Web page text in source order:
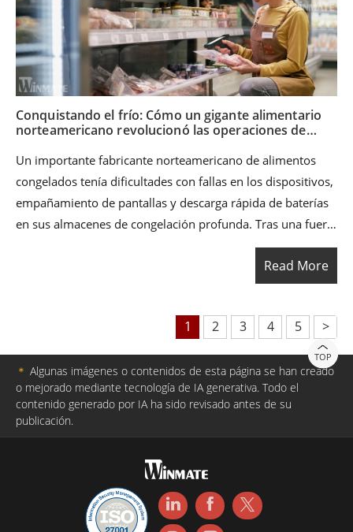
supervisar continuamente la temperatura, responder más
rápido a las desviaciones y mantener una trazabilidad
completa y lista para auditorías desde el despacho hasta la
entrega.
Conquistando el frío: Cómo un gigante alimentario
norteamericano revolucionó las operaciones de
Un importante fabricante norteamericano de alimentos
congelados tenía dificultades con fallas en los dispositivos,
empañamiento de pantallas y descarga rápida de baterías
en sus almacenes de congelación profunda. Tras una fuerte
recomendación de RuggedPC Review, implementaron la
Computadora portátil robusta TC605 junto con un
completo ecosistema de accesorios. El resultado fue un
trabajo completamente optimizado.
Read More
1 2 3 4 5 >
TOP
＊ Algunas imágenes o contenidos de esta página se han creado
o mejorado mediante tecnología de IA generativa. Todo el
contenido generado por IA ha sido revisado antes de su
publicación.